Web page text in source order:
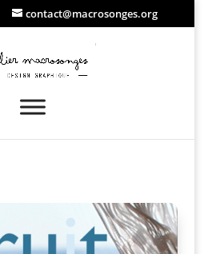
contact@macrosonges.org